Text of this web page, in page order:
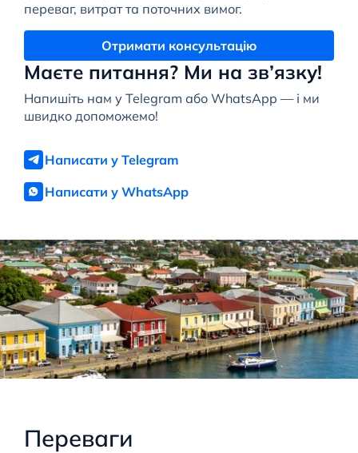
Маєте питання? Ми на зв’язку!
Напишіть нам у Telegram або WhatsApp — і ми
швидко допоможемо!
Написати у Telegram
Написати у WhatsApp
переваг, витрат та поточних вимог.
Отримати консультацію
Переваги